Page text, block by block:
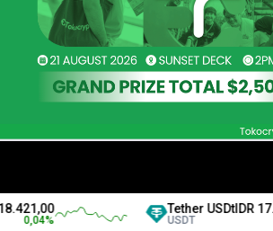
Tether USDtIDR 17.691,00
USDT